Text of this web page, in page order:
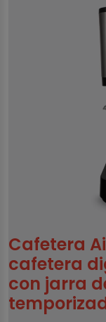
Cafetera
cafetera
con jarra